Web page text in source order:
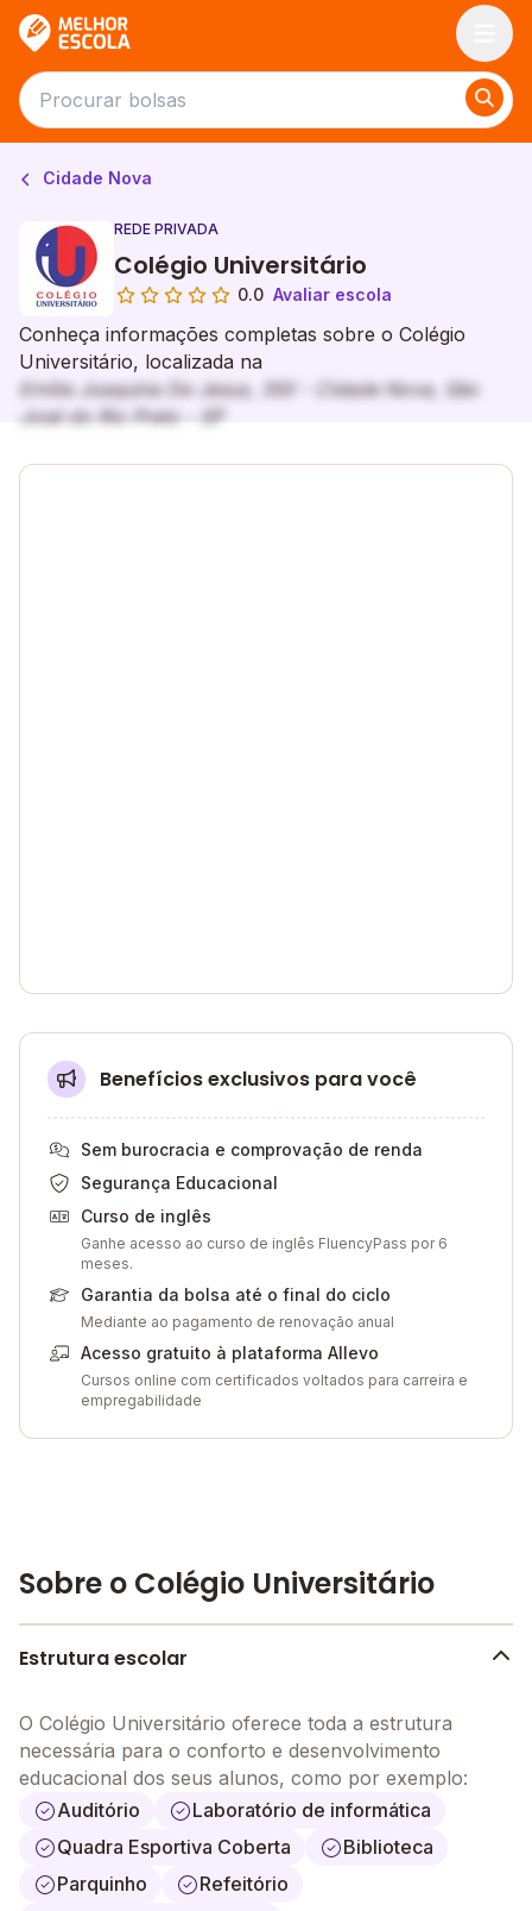
Cidade Nova
REDE PRIVADA
Colégio Universitário
0.0 Avaliar escola
Conheça informações completas sobre o Colégio
Universitário, localizada na
Emília Joaquina De Jesus, 350 - Cidade Nova, São
José do Rio Preto - SP
Benefícios exclusivos para você
Sem burocracia e comprovação de renda
Segurança Educacional
Curso de inglês
Ganhe acesso ao curso de inglês FluencyPass por 6
meses.
Garantia da bolsa até o final do ciclo
Mediante ao pagamento de renovação anual
Acesso gratuito à plataforma Allevo
Cursos online com certificados voltados para carreira e
empregabilidade
Sobre o Colégio Universitário
Estrutura escolar
O Colégio Universitário oferece toda a estrutura
necessária para o conforto e desenvolvimento
educacional dos seus alunos, como por exemplo:
Auditório
Laboratório de informática
Quadra Esportiva Coberta
Biblioteca
Parquinho
Refeitório